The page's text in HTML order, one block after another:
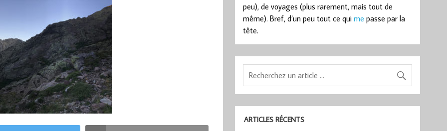
peu), de voyages (plus rarement, mais tout de
même). Bref, d’un peu tout ce quime passe par la
tête.
ARTICLES RÉCENTS